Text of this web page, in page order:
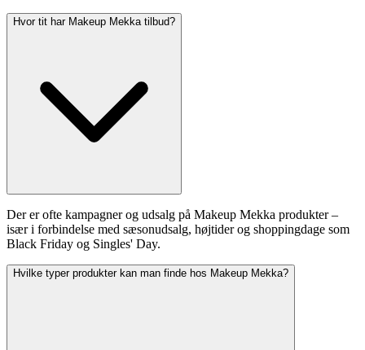
Hvor tit har Makeup Mekka tilbud?
Der er ofte kampagner og udsalg på Makeup Mekka produkter –
især i forbindelse med sæsonudsalg, højtider og shoppingdage som
Black Friday og Singles' Day.
Hvilke typer produkter kan man finde hos Makeup Mekka?